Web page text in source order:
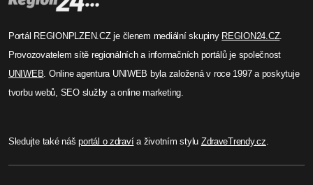
Portál REGIONPLZEN.CZ je členem mediální skupiny REGION24.CZ.
Provozovatelem sítě regionálních a informačních portálů je společnost
UNIWEB. Online agentura UNIWEB byla založená v roce 1997 a poskytuje
tvorbu webů, SEO služby a online marketing.
Sledujte také nášportál o zdravía životním stylu ZdraveTrendy.cz.